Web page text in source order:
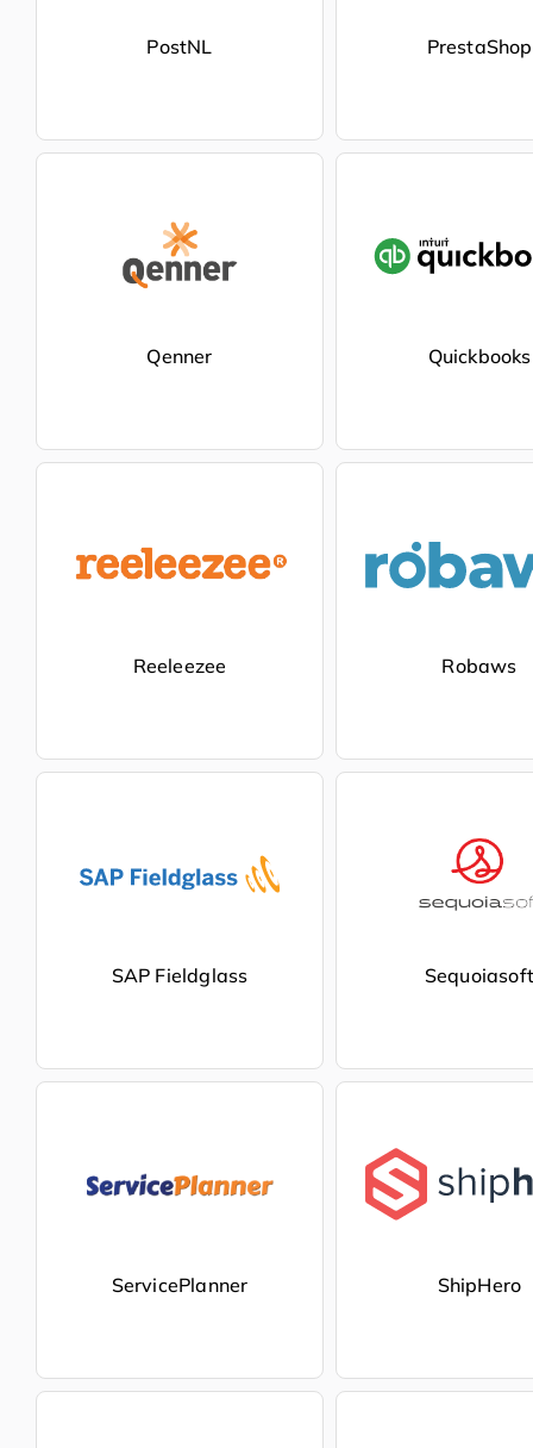
PostNL PrestaShop
Qenner Quickbooks
Reeleezee Robaws
SAP Fieldglass
ServicePlanner ShipHero